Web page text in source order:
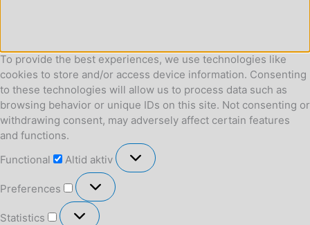
To provide the best experiences, we use technologies like
cookies to store and/or access device information. Consenting
to these technologies will allow us to process data such as
browsing behavior or unique IDs on this site. Not consenting or
withdrawing consent, may adversely affect certain features
and functions.
Functional
Altid aktiv
Preferences
Preferences
Statistics
Statistics